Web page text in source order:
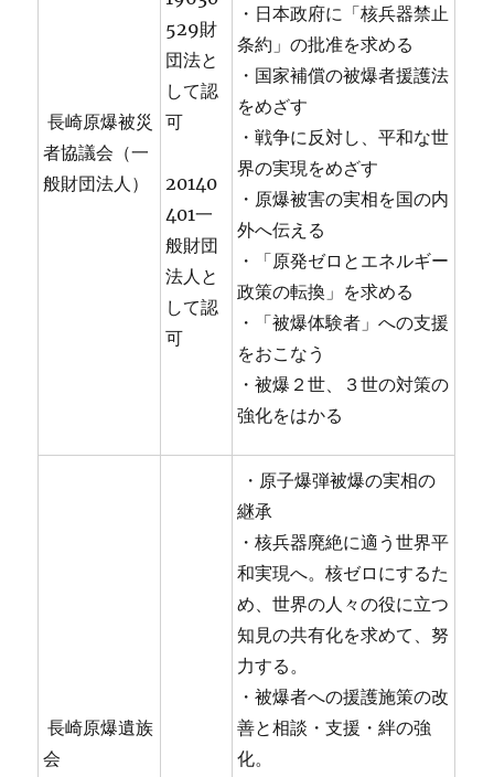
長崎原爆被災
者協議会（一
般財団法人）
529財
団法と
して認
可
20140
401一
般財団
法人と
して認
可
・日本政府に「核兵器禁止
条約」の批准を求める
・国家補償の被爆者援護法
をめざす
・戦争に反対し、平和な世
界の実現をめざす
・原爆被害の実相を国の内
外へ伝える
・「原発ゼロとエネルギー
政策の転換」を求める
・「被爆体験者」への支援
をおこなう
・被爆２世、３世の対策の
強化をはかる
長崎原爆遺族
会
・原子爆弾被爆の実相の
継承
・核兵器廃絶に適う世界平
和実現へ。核ゼロにするた
め、世界の人々の役に立つ
知見の共有化を求めて、努
力する。
・被爆者への援護施策の改
善と相談・支援・絆の強
化。